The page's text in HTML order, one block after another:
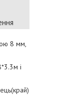
8 мм,
і